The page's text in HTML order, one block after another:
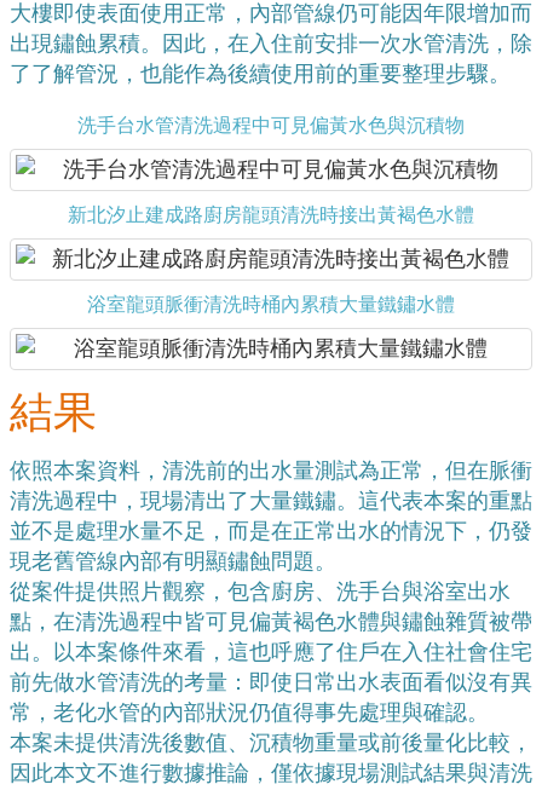
大樓即使表面使用正常，內部管線仍可能因年限增加而
出現鏽蝕累積。因此，在入住前安排一次水管清洗，除
了了解管況，也能作為後續使用前的重要整理步驟。
洗手台水管清洗過程中可見偏黃水色與沉積物
新北汐止建成路廚房龍頭清洗時接出黃褐色水體
浴室龍頭脈衝清洗時桶內累積大量鐵鏽水體
結果
依照本案資料，清洗前的出水量測試為正常，但在脈衝
清洗過程中，現場清出了大量鐵鏽。這代表本案的重點
並不是處理水量不足，而是在正常出水的情況下，仍發
現老舊管線內部有明顯鏽蝕問題。
從案件提供照片觀察，包含廚房、洗手台與浴室出水
點，在清洗過程中皆可見偏黃褐色水體與鏽蝕雜質被帶
出。以本案條件來看，這也呼應了住戶在入住社會住宅
前先做水管清洗的考量：即使日常出水表面看似沒有異
常，老化水管的內部狀況仍值得事先處理與確認。
本案未提供清洗後數值、沉積物重量或前後量化比較，
因此本文不進行數據推論，僅依據現場測試結果與清洗